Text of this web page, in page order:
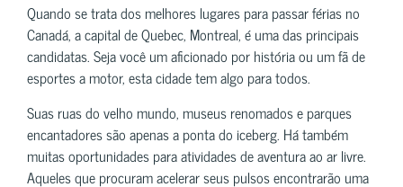
Quando se trata dos melhores lugares para passar férias no
Canadá, a capital de Quebec, Montreal, é uma das principais
candidatas. Seja você um aficionado por história ou um fã de
esportes a motor, esta cidade tem algo para todos.
Suas ruas do velho mundo, museus renomados e parques
encantadores são apenas a ponta do iceberg. Há também
muitas oportunidades para atividades de aventura ao ar livre.
Aqueles que procuram acelerar seus pulsos encontrarão uma